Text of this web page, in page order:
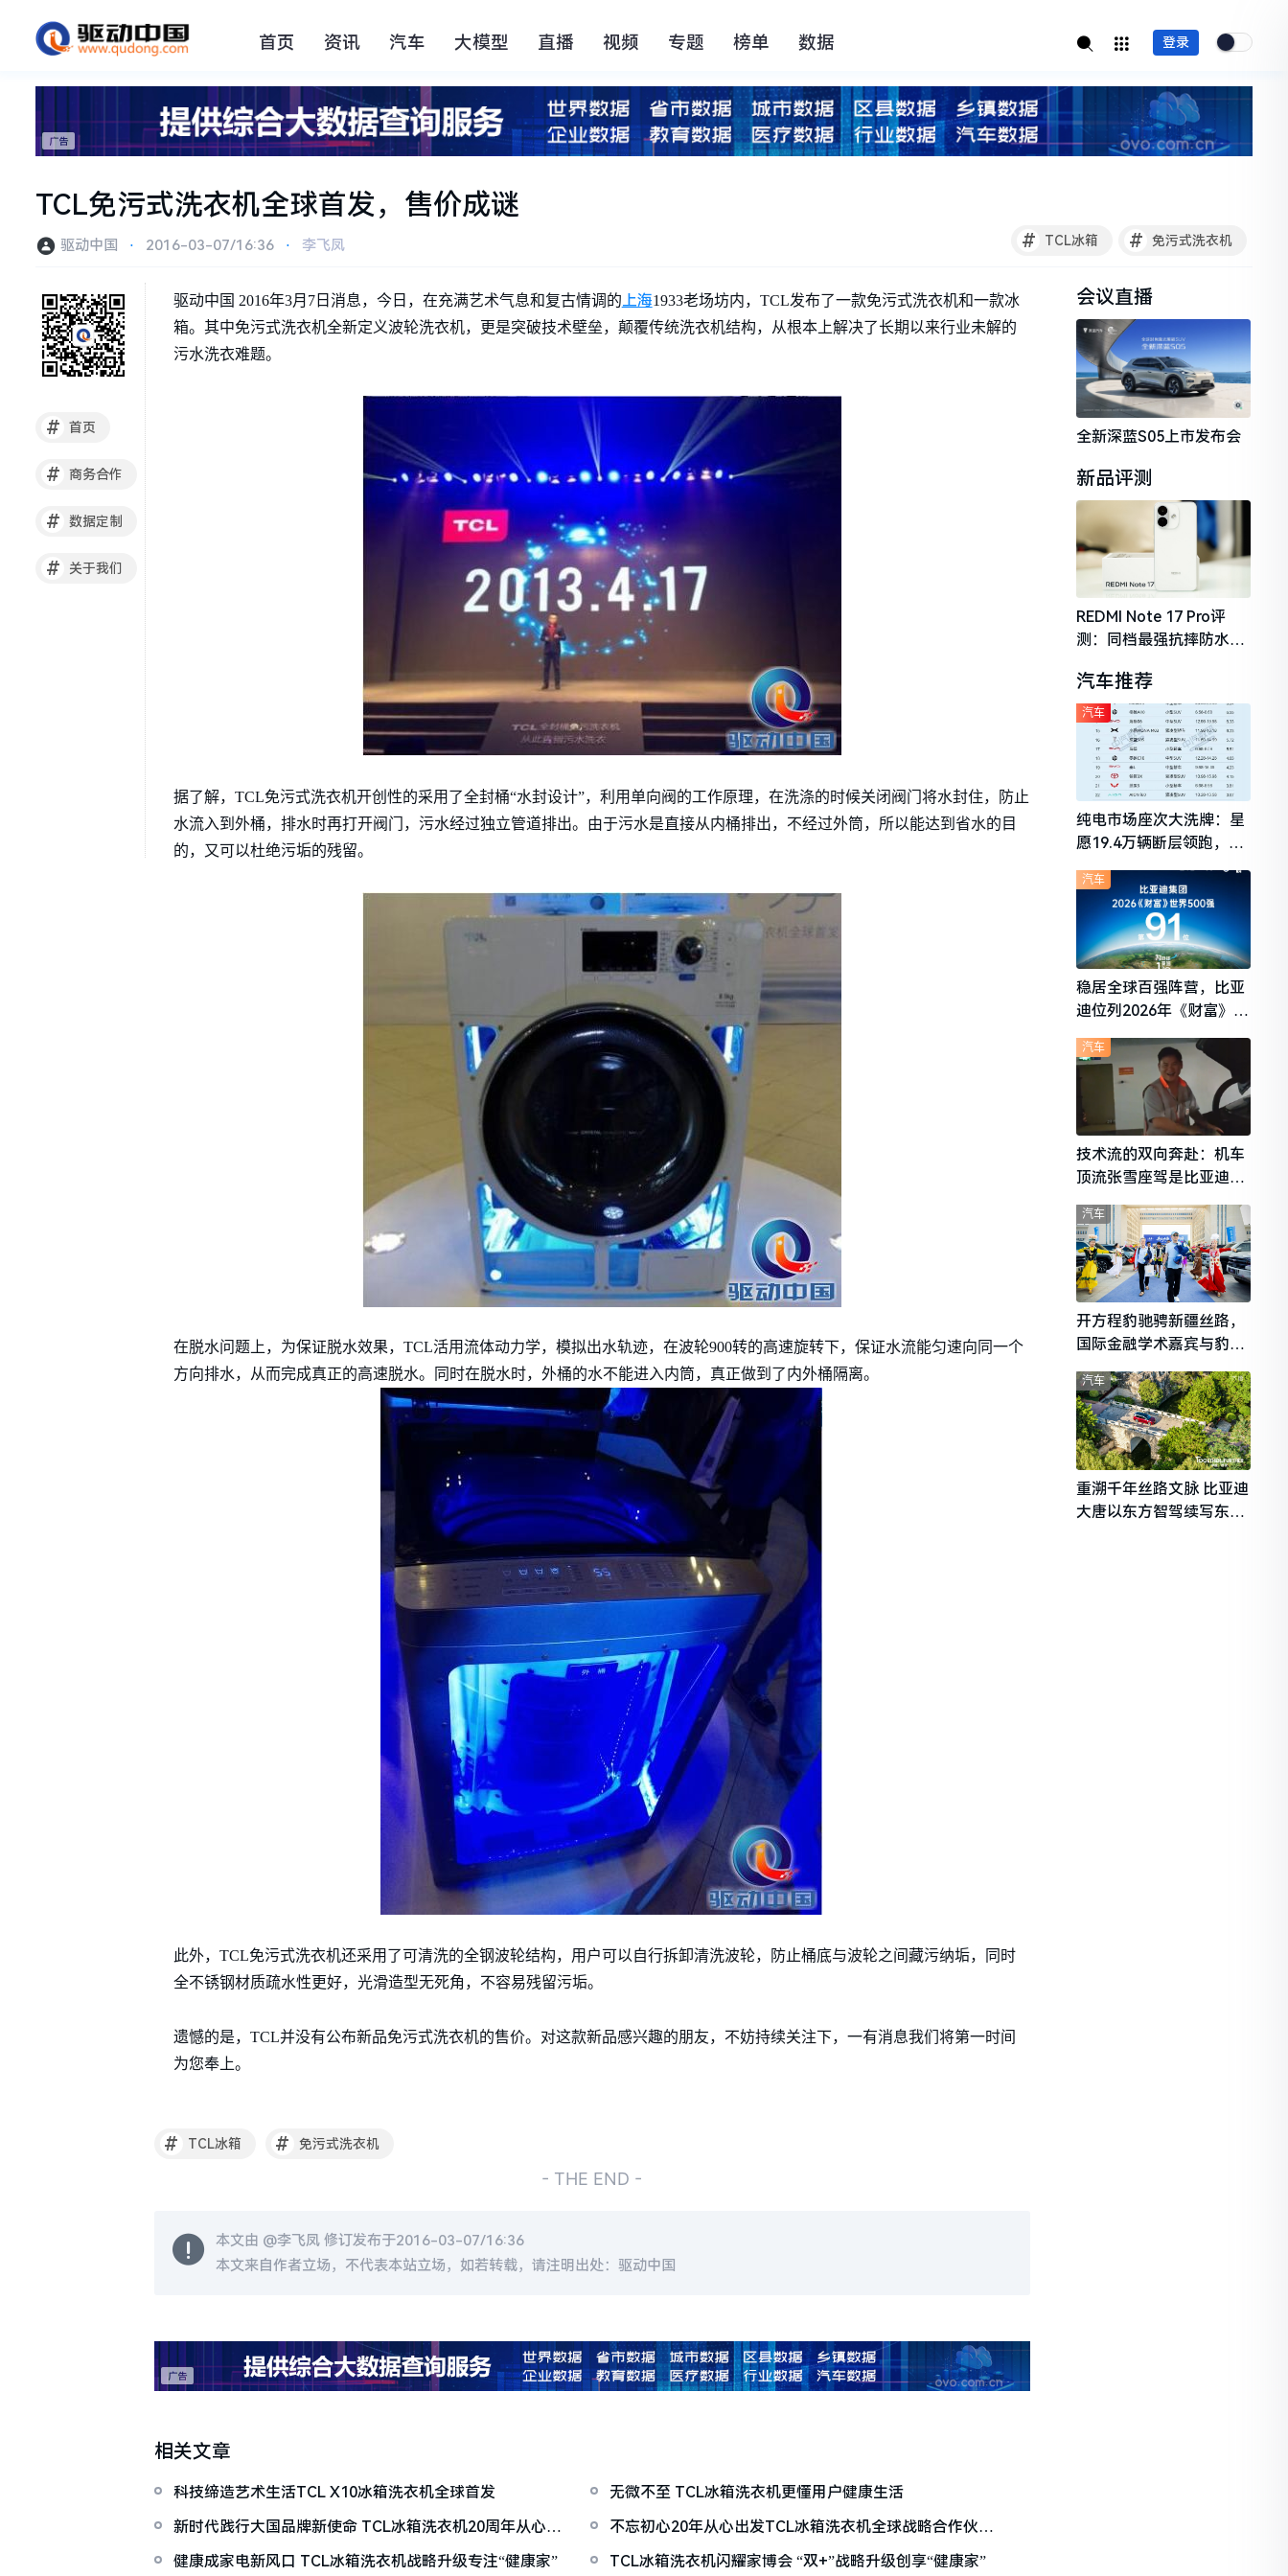
首页 资讯 汽车 大模型 直播 视频 专题 榜单 数据 登录
TCL免污式洗衣机全球首发，售价成谜
# TCL冰箱 # 免污式洗衣机
驱动中国 ⋅ 2016-03-07/16:36 ⋅ 李飞凤
# 首页
# 商务合作
# 数据定制
# 关于我们
驱动中国 2016年3月7日消息，今日，在充满艺术气息和复古情调的上海1933老场坊内，TCL发布了一款免污式洗衣机和一款冰
箱。其中免污式洗衣机全新定义波轮洗衣机，更是突破技术壁垒，颠覆传统洗衣机结构，从根本上解决了长期以来行业未解的
污水洗衣难题。
据了解，TCL免污式洗衣机开创性的采用了全封桶“水封设计”，利用单向阀的工作原理，在洗涤的时候关闭阀门将水封住，防止
水流入到外桶，排水时再打开阀门，污水经过独立管道排出。由于污水是直接从内桶排出，不经过外筒，所以能达到省水的目
的，又可以杜绝污垢的残留。
在脱水问题上，为保证脱水效果，TCL活用流体动力学，模拟出水轨迹，在波轮900转的高速旋转下，保证水流能匀速向同一个
方向排水，从而完成真正的高速脱水。同时在脱水时，外桶的水不能进入内筒，真正做到了内外桶隔离。
此外，TCL免污式洗衣机还采用了可清洗的全钢波轮结构，用户可以自行拆卸清洗波轮，防止桶底与波轮之间藏污纳垢，同时
全不锈钢材质疏水性更好，光滑造型无死角，不容易残留污垢。
遗憾的是，TCL并没有公布新品免污式洗衣机的售价。对这款新品感兴趣的朋友，不妨持续关注下，一有消息我们将第一时间
为您奉上。
# TCL冰箱 # 免污式洗衣机
- THE END -
本文由 @李飞凤修订发布于2016-03-07/16:36
本文来自作者立场，不代表本站立场，如若转载，请注明出处：驱动中国
相关文章
科技缔造艺术生活TCL X10冰箱洗衣机全球首发
无微不至 TCL冰箱洗衣机更懂用户健康生活
新时代践行大国品牌新使命 TCL冰箱洗衣机20周年从心出
发
不忘初心20年从心出发TCL冰箱洗衣机全球战略合作伙伴
大会开幕
健康成家电新风口 TCL冰箱洗衣机战略升级专注“健康家” TCL冰箱洗衣机闪耀家博会 “双+”战略升级创享“健康家”
会议直播
全新深蓝S05上市发布会
新品评测
REDMI Note 17 Pro评
测：同档最强抗摔防水，
守门员
汽车推荐
纯电市场座次大洗牌：星
愿19.4万辆断层领跑，理
想i6成最强黑马
汽车
稳居全球百强阵营，比亚
迪位列2026年《财富》世
汽车
技术流的双向奔赴：机车
顶流张雪座驾是比亚迪秦
L
汽车
开方程豹驰骋新疆丝路，
国际金融学术嘉宾与豹友
共赴山海热爱
汽车
重溯千年丝路文脉 比亚迪
大唐以东方智驾续写东西
汽车